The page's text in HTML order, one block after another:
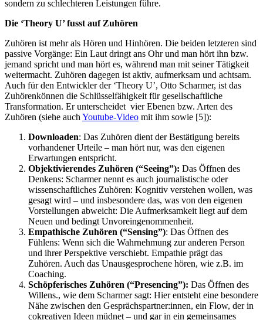
sondern zu schlechteren Leistungen führe.
Die ‘Theory U’ fusst auf Zuhören
Zuhören ist mehr als Hören und Hinhören. Die beiden letzteren sind
passive Vorgänge: Ein Laut dringt ans Ohr und man hört ihn bzw.
jemand spricht und man hört es, während man mit seiner Tätigkeit
weitermacht. Zuhören dagegen ist aktiv, aufmerksam und achtsam.
Auch für den Entwickler der ‘Theory U’, Otto Scharmer, ist das
Zuhörenkönnen die Schlüsselfähigkeit für gesellschaftliche
Transformation. Er unterscheidet vier Ebenen bzw. Arten des
Zuhören (siehe auch Youtube-Video mit ihm sowie [5]):
Downloaden: Das Zuhören dient der Bestätigung bereits
vorhandener Urteile – man hört nur, was den eigenen
Erwartungen entspricht.
Objektivierendes Zuhören (“Seeing”): Das Öffnen des
Denkens: Scharmer nennt es auch journalistische oder
wissenschaftliches Zuhören: Kognitiv verstehen wollen, was
gesagt wird – und insbesondere das, was von den eigenen
Vorstellungen abweicht: Die Aufmerksamkeit liegt auf dem
Neuen und bedingt Unvoreingenommenheit.
Empathische Zuhören (“Sensing”): Das Öffnen des
Fühlens: Wenn sich die Wahrnehmung zur anderen Person
und ihrer Perspektive verschiebt. Empathie prägt das
Zuhören. Auch das Unausgesprochene hören, wie z.B. im
Coaching.
Schöpferisches Zuhören (“Presencing”): Das Öffnen des
Willens., wie dem Scharmer sagt: Hier entsteht eine besondere
Nähe zwischen den Gesprächspartner:innen, ein Flow, der in
cokreativen Ideen müdnet – und gar in ein gemeinsames